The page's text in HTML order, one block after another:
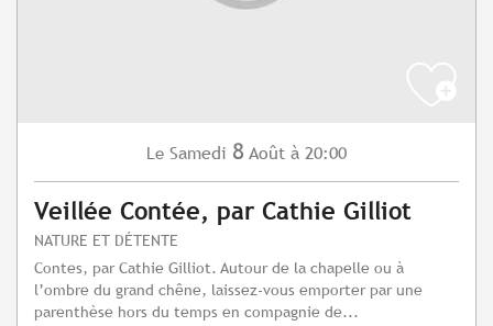
Le Samedi 8 Août à 20:00
Veillée Contée, par Cathie Gilliot
NATURE ET DÉTENTE
Contes, par Cathie Gilliot. Autour de la chapelle ou à
l’ombre du grand chêne, laissez-vous emporter par une
parenthèse hors du temps en compagnie de...